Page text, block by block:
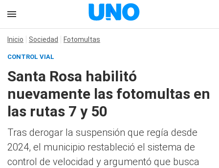
Inicio Sociedad Fotomultas
CONTROL VIAL
Santa Rosa habilitó
nuevamente las fotomultas en
las rutas 7 y 50
Tras derogar la suspensión que regía desde
2024, el municipio restableció el sistema de
control de velocidad y argumentó que busca